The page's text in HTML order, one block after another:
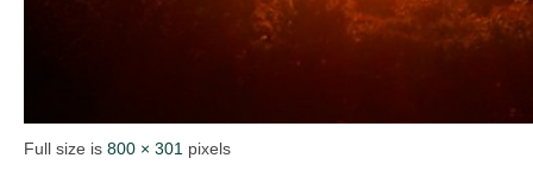
Full size is 800 × 301 pixels